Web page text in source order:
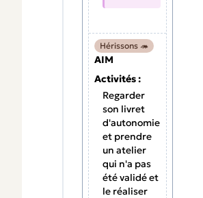
Hérissons 🦔
AIM
Activités :
Regarder
son livret
d'autonomie
et prendre
un atelier
qui n'a pas
été validé et
le réaliser